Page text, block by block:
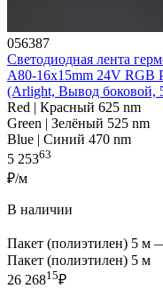
056387
Светодиодная лента
A80-16x15mm 24V RGB
(Arlight, Вывод боковой,
Red | Красный 625 nm
Green | Зелёный 525 nm
Blue | Синий 470 nm
5 25363
₽/м
В наличии
Пакет (полиэтилен) 5 м
Пакет (полиэтилен) 5 м
26 26815₽